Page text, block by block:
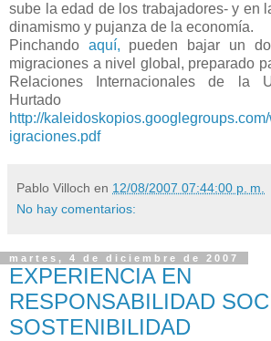
sube la edad de los trabajadores- y en
dinamismo y pujanza de la economía.
Pinchando aquí, pueden bajar un
migraciones a nivel global, preparado
Relaciones Internacionales de la
Hurtado
http://
igraciones.pdf
Pablo Villoch en 12/08/2007 07:44:00 p. m.
No hay comentarios:
martes, 4 de diciembre de 2007
EXPERIENCIA EN
RESPONSABILIDAD
SOSTENIBILIDAD